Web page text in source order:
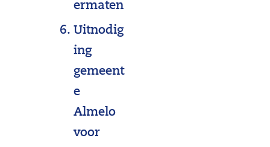
t
ermaten
Uitnodig
ing
gemeent
e
Almelo
voor